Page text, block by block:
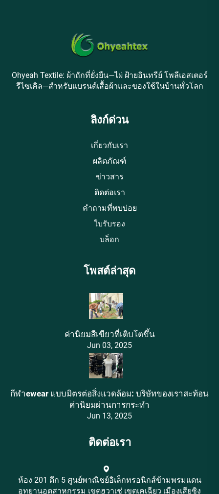
Ohyeah Textile: ผ้าถักที่ยั่งยืน—ไผ่ ฝ้ายอินทรีย์ โพลีเอสเตอร์
รีไซเคิล—สำหรับแบรนด์เสื้อผ้าและของใช้ในบ้านทั่วโลก
ลิงก์ด่วน
เกี่ยวกับเรา
ผลิตภัณฑ์
ข่าวสาร
ติดต่อเรา
คำถามที่พบบ่อย
ใบรับรอง
บล็อก
โพสต์ล่าสุด
ค่านิยมสีเขียวที่เติบโตขึ้น
Jun 03, 2025
กีฬาewear แบบมิตรต่อสิ่งแวดล้อม: บริษัทของเราสะท้อน
ค่านิยมผ่านการกระทำ
Jun 13, 2025
ติดต่อเรา
ห้อง 201 ตึก 5 ศูนย์พาณิชย์อิเล็กทรอนิกส์ข้ามพรมแดน
อุทยานอุตสาหกรรม เขตฮวาเช่ เขตเคเฉียว เมืองเสียซิง